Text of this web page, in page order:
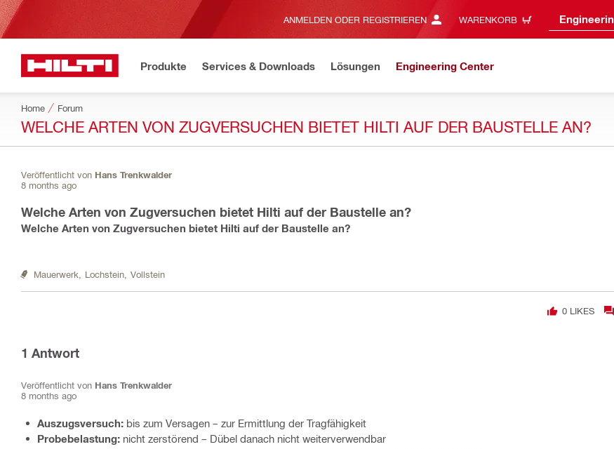
ANMELDEN ODER REGISTRIEREN WARENKORB
Produkte Services & Downloads Lösungen Engineering Center
Home Forum
WELCHE ARTEN VON ZUGVERSUCHEN BIETET HILTI AUF DER BAUSTELLE AN?
Veröffentlicht von Hans Trenkwalder
8 months ago
Welche Arten von Zugversuchen bietet Hilti auf der Baustelle an?
Welche Arten von Zugversuchen bietet Hilti auf der Baustelle an?
Mauerwerk, Lochstein, Vollstein
0LIKES
1 Antwort
Veröffentlicht von Hans Trenkwalder
8 months ago
Auszugsversuch: bis zum Versagen – zur Ermittlung der Tragfähigkeit
Probebelastung: nicht zerstörend – Dübel danach nicht weiterverwendbar